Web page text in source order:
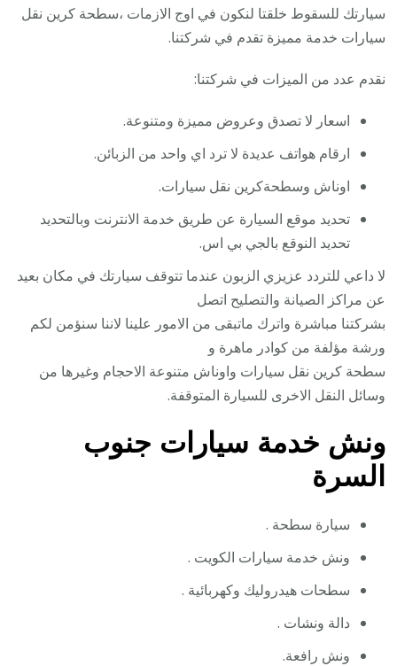
سيارتك للسقوط خلقتا لنكون في اوج الازمات ،سطحة كرين نقل
سيارات خدمة مميزة تقدم في شركتنا.
نقدم عدد من الميزات في شركتنا:
اسعار لا تصدق وعروض مميزة ومتنوعة.
ارقام هواتف عديدة لا ترد اي واحد من الزبائن.
اوناش وسطحةكرين نقل سيارات.
تحديد موقع السيارة عن طريق خدمة الانترنت وبالتحديد
تحديد النوقع بالجي بي اس.
لا داعي للتردد عزيزي الزبون عندما تتوقف سيارتك في مكان بعيد
عن مراكز الصيانة والتصليح اتصل
بشركتنا مباشرة واترك ماتبقى من الامور علينا لاننا سنؤمن لكم
ورشة مؤلفة من كوادر ماهرة و
سطحة كرين نقل سيارات واوناش متنوعة الاحجام وغيرها من
وسائل النقل الاخرى للسيارة المتوقفة.
ونش خدمة سيارات جنوب
السرة
سيارة سطحة .
ونش خدمة سيارات الكويت .
سطحات هيدروليك وكهربائية .
دالة ونشات .
ونش رافعة.